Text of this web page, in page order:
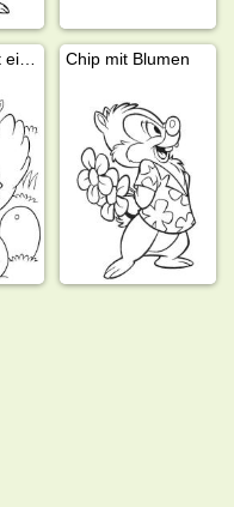
Chip mit Blumen